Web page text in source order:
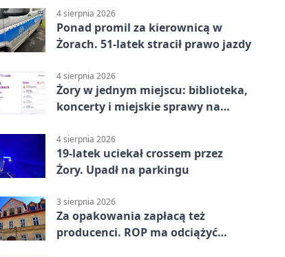
4 sierpnia 2026
Ponad promil za kierownicą w
Żorach. 51-latek stracił prawo jazdy
4 sierpnia 2026
Żory w jednym miejscu: biblioteka,
koncerty i miejskie sprawy na
4 sierpnia 2026
19-latek uciekał crossem przez
Żory. Upadł na parkingu
3 sierpnia 2026
Za opakowania zapłacą też
producenci. ROP ma odciążyć